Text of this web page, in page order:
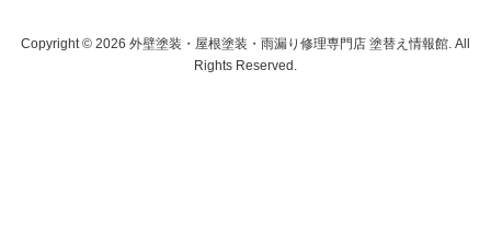
Copyright © 2026 外壁塗装・屋根塗装・雨漏り修理専門店 塗替え情報館. All
Rights Reserved.